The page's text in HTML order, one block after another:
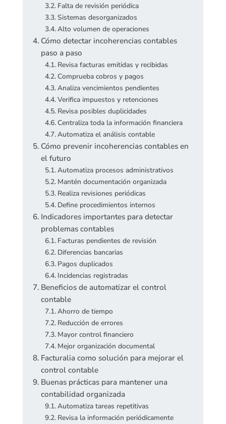
Falta de revisión periódica
Sistemas desorganizados
Alto volumen de operaciones
Cómo detectar incoherencias contables
paso a paso
Revisa facturas emitidas y recibidas
Comprueba cobros y pagos
Analiza vencimientos pendientes
Verifica impuestos y retenciones
Revisa posibles duplicidades
Centraliza toda la información financiera
Automatiza el análisis contable
Cómo prevenir incoherencias contables en
el futuro
Automatiza procesos administrativos
Mantén documentación organizada
Realiza revisiones periódicas
Define procedimientos internos
Indicadores importantes para detectar
problemas contables
Facturas pendientes de revisión
Diferencias bancarias
Pagos duplicados
Incidencias registradas
Beneficios de automatizar el control
contable
Ahorro de tiempo
Reducción de errores
Mayor control financiero
Mejor organización documental
Facturalia como solución para mejorar el
control contable
Buenas prácticas para mantener una
contabilidad organizada
Automatiza tareas repetitivas
Revisa la información periódicamente